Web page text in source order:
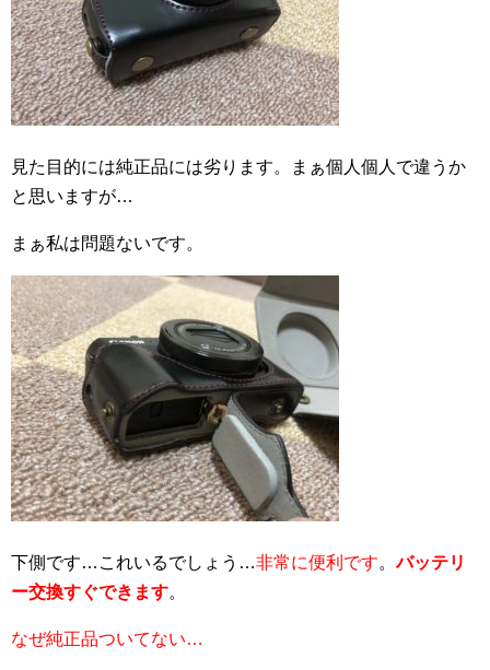
見た目的には純正品には劣ります。まぁ個人個人で違うか
と思いますが…
まぁ私は問題ないです。
下側です…これいるでしょう…非常に便利です。バッテリ
ー交換すぐできます。
なぜ純正品ついてない…